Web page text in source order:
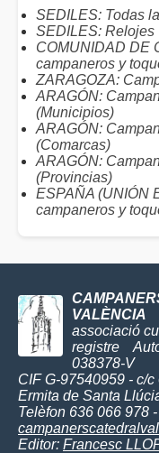
SEDILES: Todas
SEDILES: Relojes
COMUNIDAD DE
campaneros y
ZARAGOZA:
ARAGÓN:
(Municipios)
ARAGÓN:
(Comarcas)
ARAGÓN:
(Provincias)
ESPAÑA (UNIÓN
campaneros y
VALÈNCIA
associació
registre
038378-V
CIF G-97540959 - c/
Ermita de Santa
Telèfon 636 066 978
Editor: Francesc